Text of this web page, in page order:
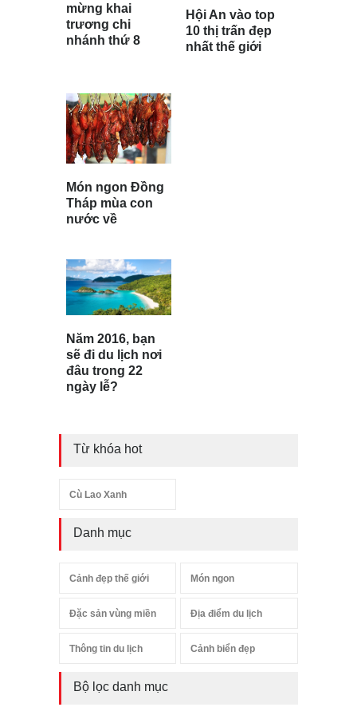
mừng khai
trương chi
nhánh thứ 8
Hội An vào top
10 thị trấn đẹp
nhất thế giới
Món ngon Đồng
Tháp mùa con
nước về
Năm 2016, bạn
sẽ đi du lịch nơi
đâu trong 22
ngày lễ?
Từ khóa hot
Cù Lao Xanh
Danh mục
Cảnh đẹp thế giới Món ngon
Đặc sản vùng miền Địa điểm du lịch
Thông tin du lịch Cảnh biển đẹp
Bộ lọc danh mục